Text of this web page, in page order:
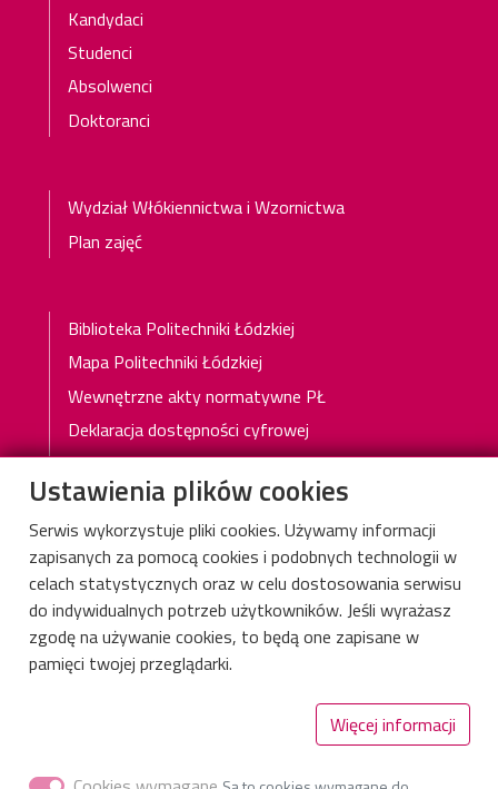
Instytut Architektury Tekstyliów
Wydział Włókiennictwa i Wzornictwa
tel.: +48 42 631 33 50, e-mail:
Kandydaci
Studenci
Absolwenci
Doktoranci
Wydział
Wydział Włókiennictwa i Wzornictwa
Plan zajęć
Stopka 3
Biblioteka Politechniki Łódzkiej
Mapa Politechniki Łódzkiej
Wewnętrzne akty normatywne PŁ
Deklaracja dostępności cyfrowej
Polityka prywatności
Ustawienia plików cookies
Serwis wykorzystuje pliki cookies. Używamy informacji
zapisanych za pomocą cookies i podobnych technologii w
celach statystycznych oraz w celu dostosowania serwisu
do indywidualnych potrzeb użytkowników. Jeśli wyrażasz
zgodę na używanie cookies, to będą one zapisane w
pamięci twojej przeglądarki.
Więcej informacji